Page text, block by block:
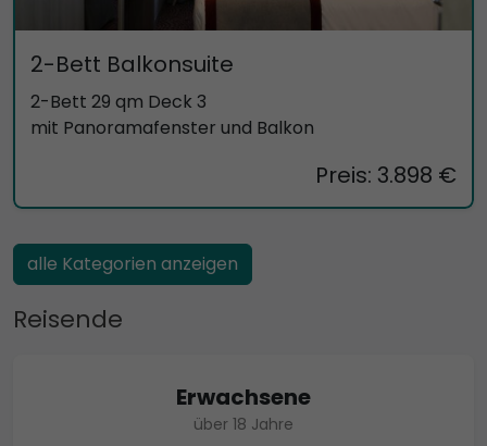
2-Bett Balkonsuite
2-Bett 29 qm Deck 3
mit Panoramafenster und Balkon
Preis: 3.898 €
alle Kategorien anzeigen
Reisende
Erwachsene
über 18 Jahre